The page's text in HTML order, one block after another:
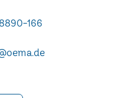
166